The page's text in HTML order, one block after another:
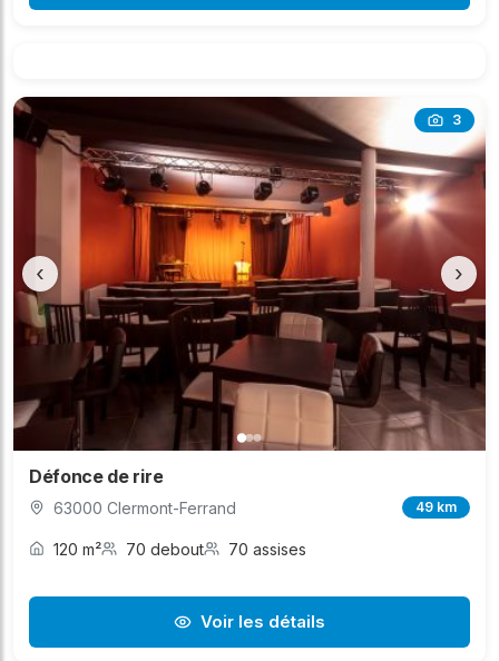
3
‹ ›
Défonce de rire
63000 Clermont-Ferrand 49 km
120 m² 70 debout 70 assises
Voir les détails